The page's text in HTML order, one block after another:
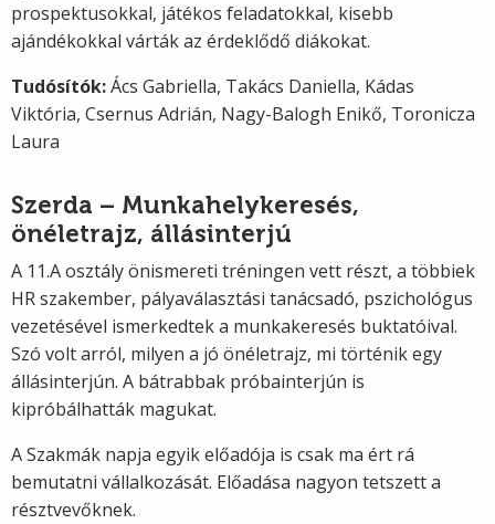
prospektusokkal, játékos feladatokkal, kisebb
ajándékokkal várták az érdeklődő diákokat.
Tudósítók:Ács Gabriella, Takács Daniella, Kádas
Viktória, Csernus Adrián, Nagy-Balogh Enikő, Toronicza
Laura
Szerda – Munkahelykeresés,
önéletrajz, állásinterjú
A 11.A osztály önismereti tréningen vett részt, a többiek
HR szakember, pályaválasztási tanácsadó, pszichológus
vezetésével ismerkedtek a munkakeresés buktatóival.
Szó volt arról, milyen a jó önéletrajz, mi történik egy
állásinterjún. A bátrabbak próbainterjún is
kipróbálhatták magukat.
A Szakmák napja egyik előadója is csak ma ért rá
bemutatni vállalkozását. Előadása nagyon tetszett a
résztvevőknek.